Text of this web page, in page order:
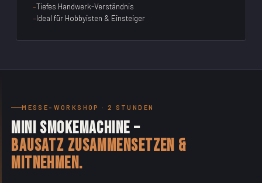
Tiefes Handwerk-Verständnis
Ideal für Hobbyisten & Einsteiger
MESSE-WORKSHOP · 2 STUNDEN
Mini Smokemachine –
Bausatz zusammensetzen &
mitnehmen.